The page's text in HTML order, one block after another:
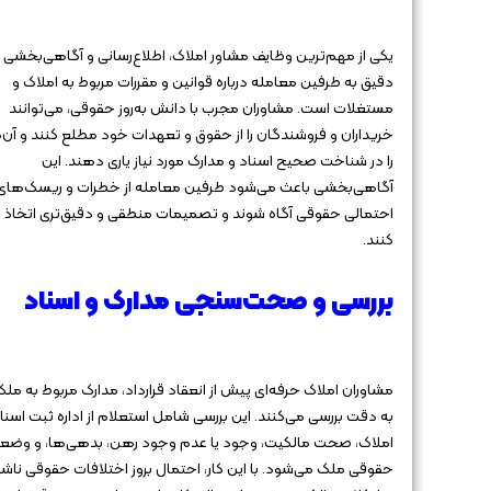
یکی از مهم‌ترین وظایف مشاور املاک، اطلاع‌رسانی و آگاهی‌بخشی
دقیق به طرفین معامله درباره قوانین و مقررات مربوط به املاک و
مستغلات است. مشاوران مجرب با دانش به‌روز حقوقی، می‌توانند
خریداران و فروشندگان را از حقوق و تعهدات خود مطلع کنند و
را در شناخت صحیح اسناد و مدارک مورد نیاز یاری دهند. این
آگاهی‌بخشی باعث می‌شود طرفین معامله از خطرات و
احتمالی حقوقی آگاه شوند و تصمیمات منطقی و دقیق‌تری اتخاذ
کنند.
بررسی و صحت‌سنجی مدارک و اسناد
مشاوران املاک حرفه‌ای پیش از انعقاد قرارداد، مدارک مربوط به
به دقت بررسی می‌کنند. این بررسی شامل استعلام از اداره ثبت
املاک، صحت مالکیت، وجود یا عدم وجود رهن، بدهی‌ها، و
حقوقی ملک می‌شود. با این کار، احتمال بروز اختلافات حقوقی